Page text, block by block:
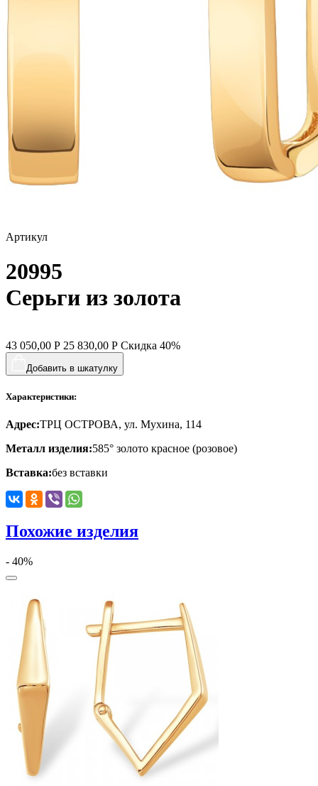
спичка
треугольник
хвост кита
цветы
череп и кости
черепаха
якорь
Артикул
20995
Серьги из золота
43 050,00 Р 25 830,00 Р Скидка 40%
Добавить в шкатулку
Характеристики:
Адрес:ТРЦ ОСТРОВА, ул. Мухина, 114
Металл изделия:585° золото красное (розовое)
Вставка:без вставки
Похожие изделия
- 40%